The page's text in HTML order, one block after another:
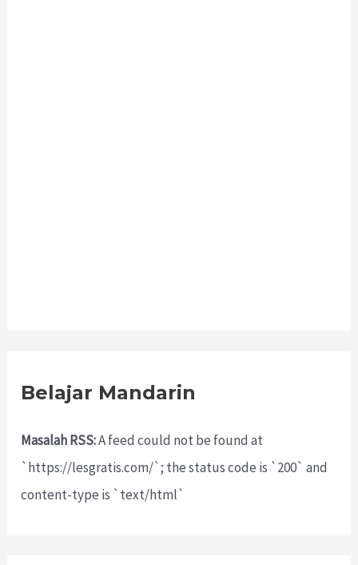
Belajar Mandarin
Masalah RSS:A feed could not be found at
`https://lesgratis.com/`; the status code is `200` and
content-type is `text/html`